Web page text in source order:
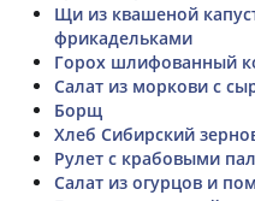
Щи из квашеной
фрикадельками
Горох шлифованный
Салат из моркови с
Борщ
Хлеб Сибирский
Рулет с крабовыми
Салат из огурцов и